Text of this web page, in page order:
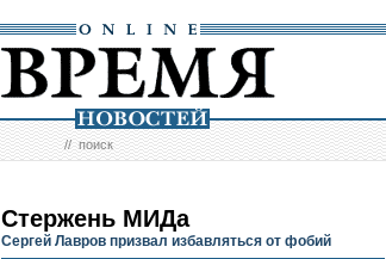
//поиск
Стержень МИДа
Сергей Лавров призвал избавляться от фобий